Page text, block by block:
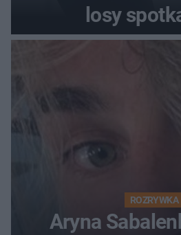
losy
ROZRYWKA
Aryna